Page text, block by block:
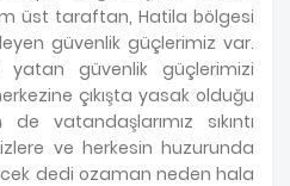
üst taraftan, Hatila bölgesi
güvenlik güçlerimiz var.
yatan güvenlik güçlerimizi
çıkışta yasak olduğu
vatandaşlarımız sıkıntı
ve herkesin huzurunda
dedi ozaman neden hala